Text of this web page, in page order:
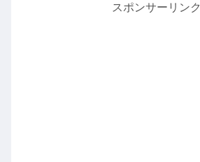
スポンサーリンク